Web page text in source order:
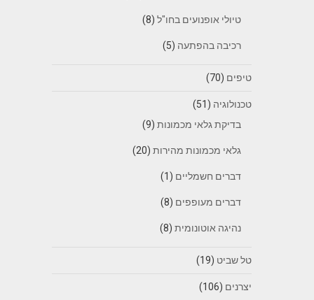
טיולי אופנועים בחו"ל (8)
רכיבה בהפתעה(5)
טיפים(70)
טכנולוגיה(51)
בדיקת גלאי מכמונות(9)
גלאי מכמונות מהירות(20)
דברים חשמליים(1)
דברים מעופפים(8)
נהיגה אוטונומית(8)
טל שביט(19)
יצרנים(106)